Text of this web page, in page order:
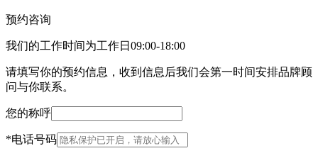
预约咨询
我们的工作时间为工作日09:00-18:00
请填写你的预约信息，收到信息后我们会第一时间安排品牌顾
问与你联系。
您的称呼
*电话号码